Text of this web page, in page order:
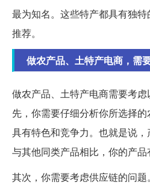
最为知名。这些特产都具有独
推荐。
做农产品、土特产电商，需
做农产品、土特产电商需要考
先，你需要仔细分析你所选择
具有特色和竞争力。也就是说，
与其他同类产品相比，你的产品
其次，你需要考虑供应链的问